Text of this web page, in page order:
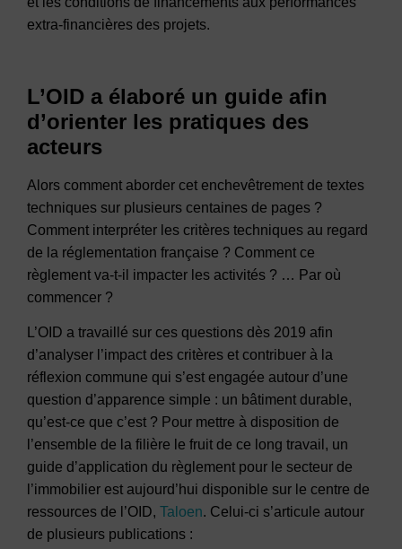
extra-financières des projets.
L’OID a élaboré un guide afin
d’orienter les pratiques des
acteurs
Alors comment aborder cet enchevêtrement de textes
techniques sur plusieurs centaines de pages ?
Comment interpréter les critères techniques au regard
de la réglementation française ? Comment ce
règlement va-t-il impacter les activités ? … Par où
commencer ?
L’OID a travaillé sur ces questions dès 2019 afin
d’analyser l’impact des critères et contribuer à la
réflexion commune qui s’est engagée autour d’une
question d’apparence simple : un bâtiment durable,
qu’est-ce que c’est ? Pour mettre à disposition de
l’ensemble de la filière le fruit de ce long travail, un
guide d’application du règlement pour le secteur de
l’immobilier est aujourd’hui disponible sur le centre de
ressources de l’OID, Taloen. Celui-ci s’articule autour
de plusieurs publications :